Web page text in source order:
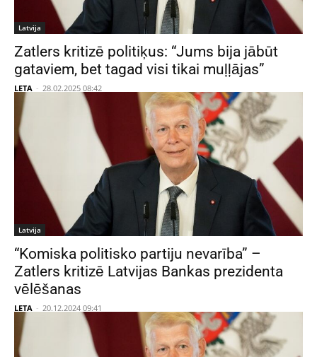
Latvija
Zatlers kritizē politiķus: “Jums bija jābūt
gataviem, bet tagad visi tikai muļļājas”
LETA - 28.02.2025 08:42
Latvija
“Komiska politisko partiju nevarība” –
Zatlers kritizē Latvijas Bankas prezidenta
vēlēšanas
LETA - 20.12.2024 09:41